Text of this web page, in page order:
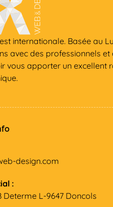
internationale. Basée au
avec des professionnels
vous apporter un excellent
design.com
:
Determe L-9647 Doncols